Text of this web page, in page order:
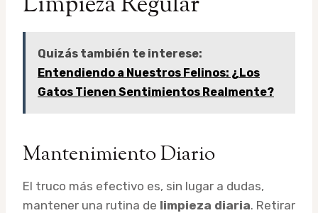
Quizás también te interese:
Entendiendo a Nuestros Felinos: ¿Los
Gatos Tienen Sentimientos Realmente?
Mantenimiento Diario
El truco más efectivo es, sin lugar a dudas,
mantener una rutina de limpieza diaria. Retirar